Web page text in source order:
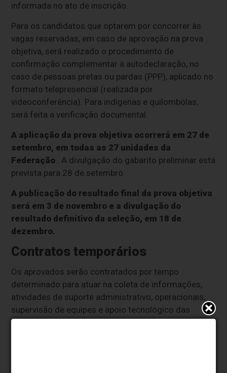
informada no ato de inscrição.
Para os candidatos que optarem por concorrer às
vagas reservadas, em caso de aprovação na prova
objetiva, será realizado o procedimento de
confirmação complementar à autodeclaração, no
caso de pessoas pretas ou pardas (PPP), aplicado no
formato telepresencial (realizada por
videoconferência). Para indígenas e quilombolas,
será feita a verificação documental.
A aplicação da prova objetiva ocorrerá em 27 de
setembro, em todas as 27 unidades da
Federação . A divulgação do gabarito preliminar está
prevista para 28 de setembro.
A publicação do resultado final da prova objetiva
será em 3 de novembro e a divulgação do
resultado definitivo da seleção, em 18 de
dezembro.
Contratos temporários
Os aprovados serão contratados por tempo
determinado para atuar na coleta de informações,
atividades de suporte administrativo, operacionais,
supervisão de equipes e apoio tecnológico das
operações censitárias.